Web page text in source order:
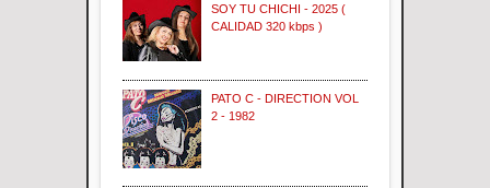
SOY TU CHICHI - 2025 (
CALIDAD 320 kbps )
PATO C - DIRECTION VOL
2 - 1982